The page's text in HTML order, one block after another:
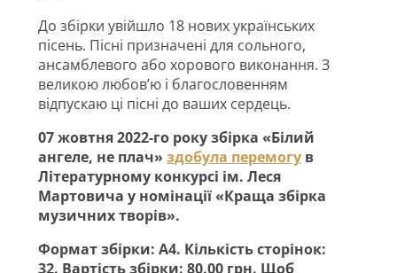
До збірки увійшло 18 нових українських
пісень. Пісні призначені для сольного,
ансамблевого або хорового виконання. З
великою любов’ю і благословенням
відпускаю ці пісні до ваших сердець.
07 жовтня 2022-го року збірка «Білий
ангеле, не плач» здобула перемогу в
Літературному конкурсі ім. Леся
Мартовича у номінації «Краща збірка
музичних творів».
Формат збірки: А4. Кількість сторінок:
32. Вартість збірки: 80.00 грн. Щоб